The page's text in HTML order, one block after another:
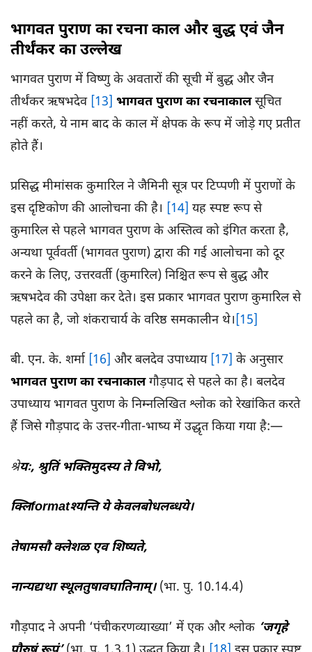
भागवत पुराण का रचना काल और बुद्ध एवं जैन
तीर्थंकर का उल्लेख
भागवत पुराण में विष्णु के अवतारों की सूची में बुद्ध और जैन
तीर्थंकर ऋषभदेव [13] भागवत पुराण का रचनाकालसूचित
नहीं करते, ये नाम बाद के काल में क्षेपक के रूप में जोड़े गए प्रतीत
होते हैं।
प्रसिद्ध मीमांसक कुमारिल ने जैमिनी सूत्र पर टिप्पणी में पुराणों के
इस दृष्टिकोण की आलोचना की है।
[14] यह स्पष्ट रूप से
कुमारिल से पहले भागवत पुराण के अस्तित्व को इंगित करता है,
अन्यथा पूर्ववर्ती (भागवत पुराण) द्वारा की गई आलोचना को दूर
करने के लिए, उत्तरवर्ती (कुमारिल) निश्चित रूप से बुद्ध और
ऋषभदेव की उपेक्षा कर देते। इस प्रकार भागवत पुराण कुमारिल से
पहले का है, जो शंकराचार्य के वरिष्ठ समकालीन थे। [15]
बी. एन. के. शर्मा [16] और बलदेव उपाध्याय [17] के अनुसार
भागवत पुराण का रचनाकालगौड़पाद से पहले का है। बलदेव
उपाध्याय भागवत पुराण के निम्नलिखित श्लोक को रेखांकित करते
हैं जिसे गौड़पाद के उत्तर-गीता-भाष्य में उद्धृत किया गया है:—
श्रेयः, श्रुतिंभक्तिमुदस्यतेविभो,
क्लिformatश्यन्तियेकेवलबोधलब्धये।
तेषामसौक्लेशळएवशिष्यते,
नान्यद्यथास्थूलतुषावघातिनाम्।(भा. पु. 10.14.4)
गौड़पाद ने अपनी ‘पंचीकरणव्याख्या’ में एक और श्लोक ‘जगृहे